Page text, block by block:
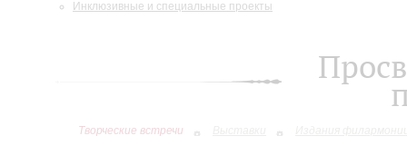
Инклюзивные и специальные проекты
Творческие встречи